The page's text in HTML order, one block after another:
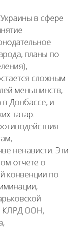
в сфере
планы по
сложным
меньшинств,
в Донбассе, и
татар.
ненависти. Эти
отчете о
конвенции по
КЛРД ООН,